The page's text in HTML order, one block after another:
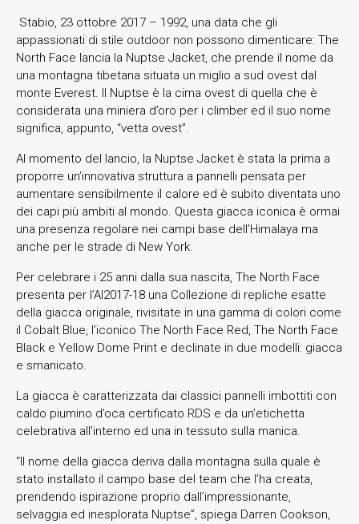
Stabio, 23 ottobre 2017 – 1992, una data che gli
appassionati di stile outdoor non possono dimenticare: The
North Face lancia la Nuptse Jacket, che prende il nome da
una montagna tibetana situata un miglio a sud ovest dal
monte Everest. Il Nuptse è la cima ovest di quella che è
considerata una miniera d’oro per i climber ed il suo nome
significa, appunto, “vetta ovest”.
Al momento del lancio, la Nuptse Jacket è stata la prima a
proporre un’innovativa struttura a pannelli pensata per
aumentare sensibilmente il calore ed è subito diventata uno
dei capi più ambiti al mondo. Questa giacca iconica è ormai
una presenza regolare nei campi base dell’Himalaya ma
anche per le strade di New York.
Per celebrare i 25 anni dalla sua nascita, The North Face
presenta per l’AI2017-18 una Collezione di repliche esatte
della giacca originale, rivisitate in una gamma di colori come
il Cobalt Blue, l’iconico The North Face Red, The North Face
Black e Yellow Dome Print e declinate in due modelli: giacca
e smanicato.
La giacca è caratterizzata dai classici pannelli imbottiti con
caldo piumino d’oca certificato RDS e da un’etichetta
celebrativa all’interno ed una in tessuto sulla manica.
“Il nome della giacca deriva dalla montagna sulla quale è
stato installato il campo base del team che l’ha creata,
prendendo ispirazione proprio dall’impressionante,
selvaggia ed inesplorata Nuptse”, spiega Darren Cookson,